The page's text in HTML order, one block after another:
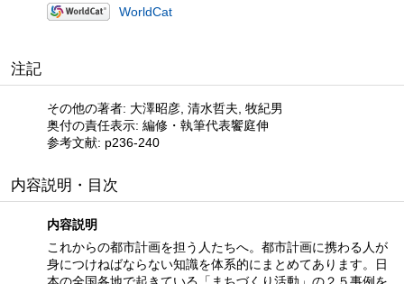
WorldCat
注記
その他の著者: 大澤昭彦, 清水哲夫, 牧紀男
奥付の責任表示: 編修・執筆代表饗庭伸
参考文献: p236-240
内容説明・目次
内容説明
これからの都市計画を担う人たちへ。都市計画に携わる人が
身につけねばならない知識を体系的にまとめてあります。日
本の全国各地で起きている「まちづくり活動」の２５事例を